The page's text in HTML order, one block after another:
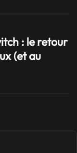
: le retour
(et au